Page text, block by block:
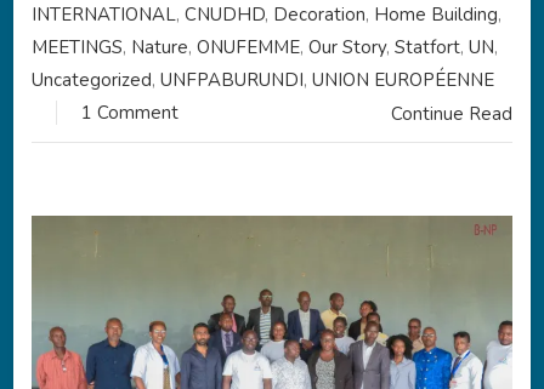
Continue Read
INTERNATIONAL,CNUDHD, Decoration, Home Building,
MEETINGS, Nature,ONUFEMME,Our Story,Statfort,UN,
Uncategorized,UNFPABURUNDI,UNION EUROPÉENNE
1 Comment